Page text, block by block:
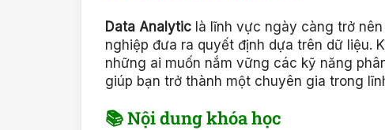
Data Analytic là lĩnh vực ngày càng trở
nghiệp đưa ra quyết định dựa trên dữ liệu.
những ai muốn nắm vững các kỹ năng
giúp bạn trở thành một chuyên gia trong
📚 Nội dung khóa học